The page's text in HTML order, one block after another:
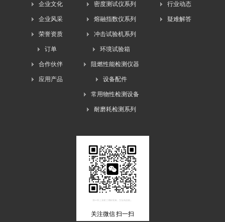
企业文化
企业风采
荣誉资质
订单
合作伙伴
应用产品
密度测试仪系列
熔融指数仪系列
冲击试验机系列
环境试验箱
阻燃性能检测仪器
设备配件
常用物性检测设备
耐磨耗检测系列
行业动态
疑难解答
关注微信 扫一扫